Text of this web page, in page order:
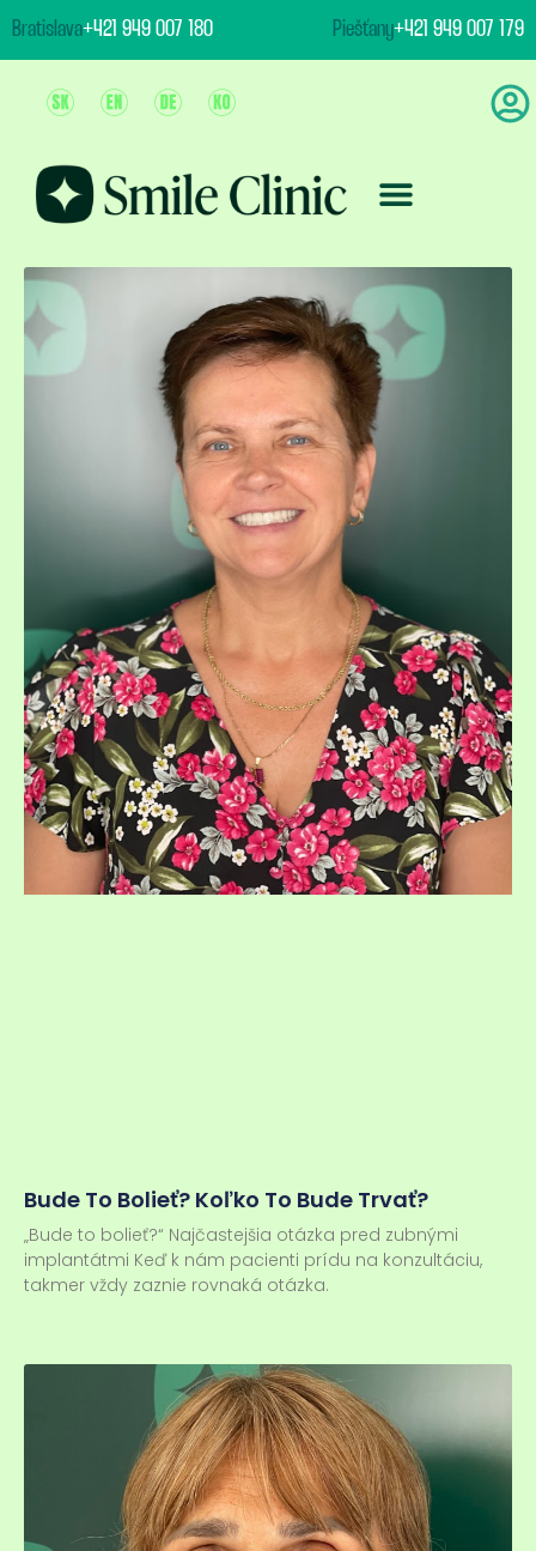
content
Bratislava+421 949 007 180 Piešťany+421 949 007 179
Bude To Bolieť? Koľko To Bude Trvať?
„Bude to bolieť?“ Najčastejšia otázka pred zubnými
implantátmi Keď k nám pacienti prídu na konzultáciu,
takmer vždy zaznie rovnaká otázka.